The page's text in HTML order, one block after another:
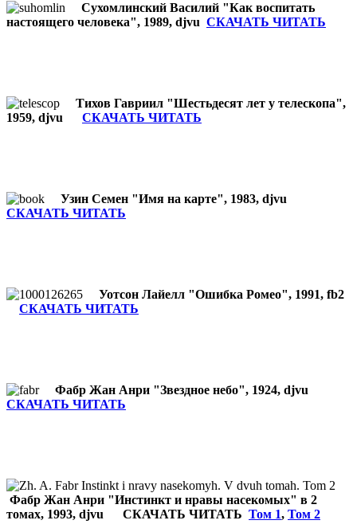
Сухомлинский Василий "Как воспитать
настоящего человека", 1989, djvu СКАЧАТЬ ЧИТАТЬ
Тихов Гавриил "Шестьдесят лет у телескопа",
1959, djvu СКАЧАТЬ ЧИТАТЬ
Узин Семен "Имя на карте", 1983, djvu
СКАЧАТЬ ЧИТАТЬ
Уотсон Лайелл "Ошибка Ромео", 1991, fb2
СКАЧАТЬ ЧИТАТЬ
Фабр Жан Анри "Звездное небо", 1924, djvu
СКАЧАТЬ ЧИТАТЬ
Фабр Жан Анри "Инстинкт и нравы насекомых" в 2
томах, 1993, djvu СКАЧАТЬ ЧИТАТЬ Том 1, Том 2